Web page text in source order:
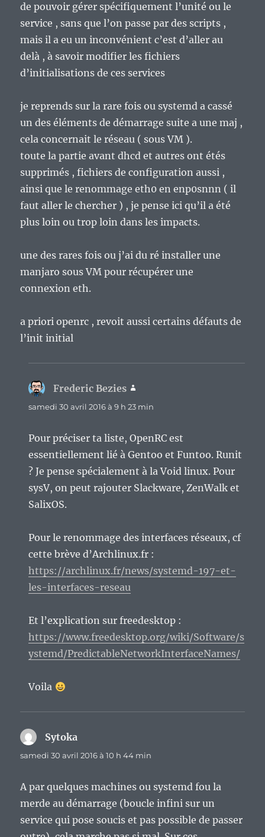
de pouvoir gérer spécifiquement l’unité ou le
service , sans que l’on passe par des scripts ,
mais il a eu un inconvénient c’est d’aller au
delà , à savoir modifier les fichiers
d’initialisations de ces services
je reprends sur la rare fois ou systemd a cassé
un des éléments de démarrage suite a une maj ,
cela concernait le réseau ( sous VM ).
toute la partie avant dhcd et autres ont étés
supprimés , fichiers de configuration aussi ,
ainsi que le renommage eth0 en enp0snnn ( il
faut aller le chercher ) , je pense ici qu’il a été
plus loin ou trop loin dans les impacts.
une des rares fois ou j’ai du ré installer une
manjaro sous VM pour récupérer une
connexion eth.
a priori openrc , revoit aussi certains défauts de
l’init initial
Frederic Bezies
samedi 30 avril 2016 à 9 h 23 min
Pour préciser ta liste, OpenRC est
essentiellement lié à Gentoo et Funtoo. Runit
? Je pense spécialement à la Void linux. Pour
sysV, on peut rajouter Slackware, ZenWalk et
SalixOS.
Pour le renommage des interfaces réseaux, cf
cette brève d’Archlinux.fr :
https://archlinux.fr/news/systemd-197-et-
les-interfaces-reseau
Et l’explication sur freedesktop :
https://www.freedesktop.org/wiki/Software/s
ystemd/PredictableNetworkInterfaceNames/
Voila
Sytoka
samedi 30 avril 2016 à 10 h 44 min
A par quelques machines ou systemd fou la
merde au démarrage (boucle infini sur un
service qui pose soucis et pas possible de passer